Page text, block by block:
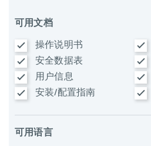
可用文档
操作说明书
安全数据表
用户信息
安装/配置指南
可用语言